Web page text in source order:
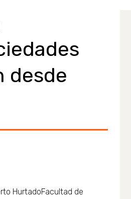
desde
HurtadoFacultad de